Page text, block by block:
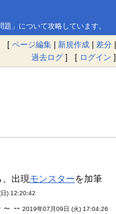
」について攻略しています。
[ ページ編集 | 新規作成 | 差分 |
過去ログ ] [ ログイン ]
出現モンスターを加筆
) 12:20:42
～ --2019年07月09日 (火) 17:04:26